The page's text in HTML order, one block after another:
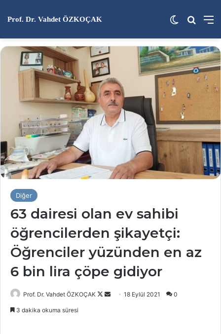
Prof. Dr. Vahdet ÖZKOÇAK Dış
Diğer
63 dairesi olan ev sahibi
öğrencilerden şikayetçi:
Öğrenciler yüzünden en az
6 bin lira çöpe gidiyor
Prof. Dr. Vahdet ÖZKOÇAK
Follow
Bir
18 Eylül 2021 0
3 dakika okuma süresi